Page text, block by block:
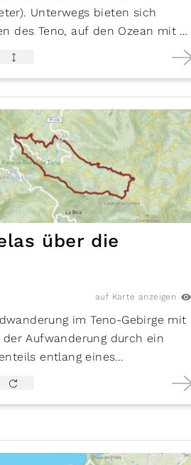
Unterwegs bieten sich
des Teno, auf den Ozean mit La
dies- und jenseits
die Hochebene von
Teno Alto.
51 (weiß-gelbe Markierung).
über die
auf Karte anzeigen
im Teno-Gebirge mit
Aufwanderung durch ein
entlang eines
Schluchten von
, Juan
des Pico Yeje und den